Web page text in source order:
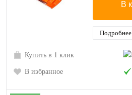
Подробнее
Купить в 1 клик
В избранное